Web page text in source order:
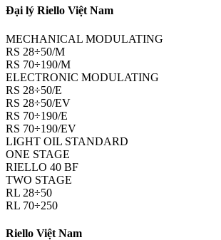
Đại lý Riello Việt Nam
MECHANICAL MODULATING
RS 28÷50/M
RS 70÷190/M
ELECTRONIC MODULATING
RS 28÷50/E
RS 28÷50/EV
RS 70÷190/E
RS 70÷190/EV
LIGHT OIL STANDARD
ONE STAGE
RIELLO 40 BF
TWO STAGE
RL 28÷50
RL 70÷250
Riello Việt Nam